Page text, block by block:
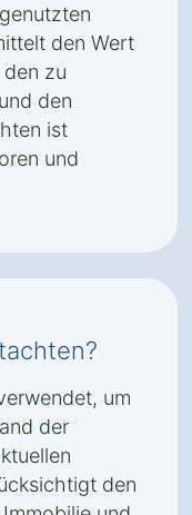
den Wert
zu
den
ist
und
um
der
den